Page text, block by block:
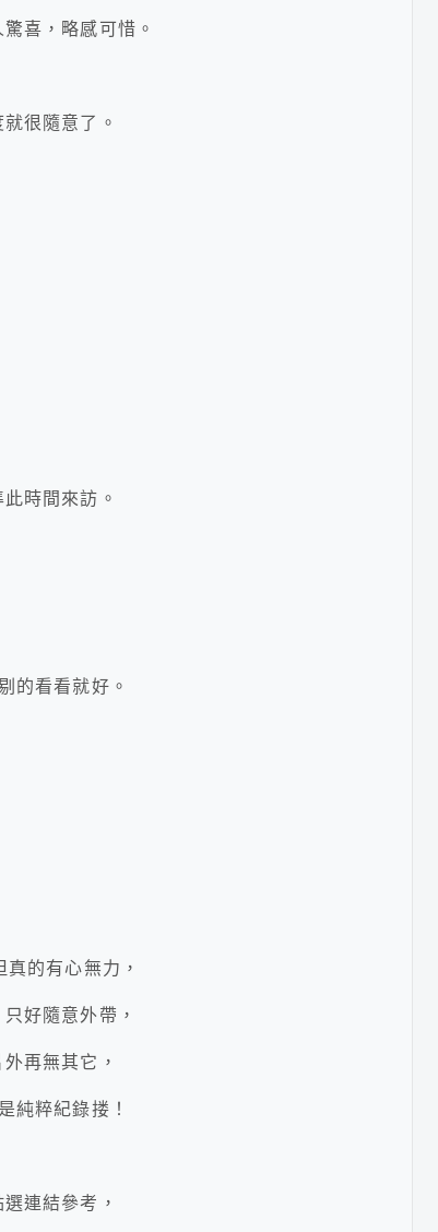
喜，略感可惜。
很隨意了。
時間來訪。
的看看就好。
的有心無力，
好隨意外帶，
再無其它，
純粹紀錄搂！
連結參考，